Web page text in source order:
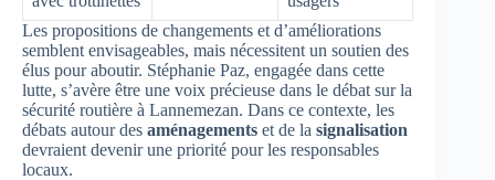
Les propositions de changements et d’améliorations
semblent envisageables, mais nécessitent un soutien des
élus pour aboutir. Stéphanie Paz, engagée dans cette
lutte, s’avère être une voix précieuse dans le débat sur la
sécurité routière à Lannemezan. Dans ce contexte, les
débats autour des aménagements et de la signalisation
devraient devenir une priorité pour les responsables
locaux.